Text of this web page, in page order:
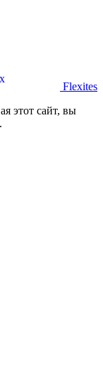
Flexites
этот сайт, вы